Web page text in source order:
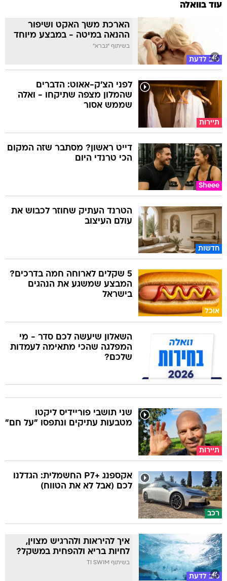
עוד בוואלה
טוב לדעת
הארכת משך האקט ושיפור
ההנאה במיטה - במבצע מיוחד
בשיתוף "גברא"
תיירות
לפני הצ'ק-אאוט: הדברים
שהמלון מצפה שתיקחו - ואלה
שממש אסור
Sheee
דייט ראשון? מסתבר שזה המקום
הכי טרנדי היום
חדשות
הטרנד העתיק שחוזר לכבוש את
עולם העיצוב
אוכל
5 שקלים לארוחה חמה בדרכים?
המבצע שמשגע את הנהגים
בישראל
השאלון שיעשה לכם סדר - מי
המפלגה שהכי מתאימה לעמדות
שלכם?
תיירות
שני תושבי פוריידיס ליקטו
מטבעות עתיקים ונתפסו "על חם"
רכב
אקספנג +P7 החשמלית: הגדלנו
לכם (אבל לא את הטווח)
טוב לדעת
איך להיראות ולהרגיש מצוין,
לחיות בריא ולהפחית במשקל?
בשיתוף TI SWIM